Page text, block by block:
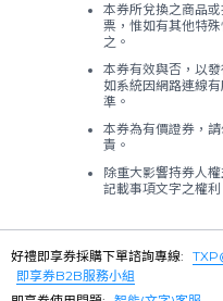
本券所兌換之商品
票，惟如有其他特
之。
本券有效與否，以
如系統因網路連線
準。
本券為有價證券，
責。
除重大影響持券人
記載事項文字之權利
好禮即享券採購下單諮詢專線:
即享券B2B服務小組